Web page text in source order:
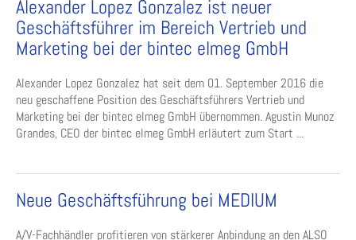
Alexander Lopez Gonzalez ist neuer
Geschäftsführer im Bereich Vertrieb und
Marketing bei der bintec elmeg GmbH
Alexander Lopez Gonzalez hat seit dem 01. September 2016 die
neu geschaffene Position des Geschäftsführers Vertrieb und
Marketing bei der bintec elmeg GmbH übernommen. Agustin Munoz
Grandes, CEO der bintec elmeg GmbH erläutert zum Start ...
Neue Geschäftsführung bei MEDIUM
A/V-Fachhändler profitieren von stärkerer Anbindung an den ALSO